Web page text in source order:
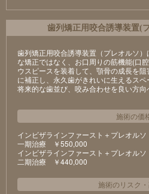
⻭列矯正⽤咬合誘導装置(
歯列矯正用咬合誘導装置（プレオルソ
な矯正ではなく、お口周りの筋機能(口
ウスピースを装着して、顎骨の成長を
に補正し、永久歯がきれいに生えるスペ
将来的な歯並び、咬み合わせを良い方向
施術の価
インビザラインファースト＋プレオルソ
⼀期治療 ￥550,000
インビザラインファースト＋プレオルソ
⼆期治療 ￥440,000
施術のリスク ・